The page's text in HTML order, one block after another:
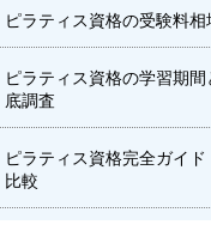
ピラティス資格の受験料
ピラティス資格の学習期
底調査
ピラティス資格完全ガイド
比較